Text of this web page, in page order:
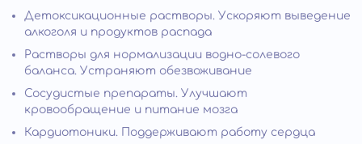
Детоксикационные растворы. Ускоряют выведение
алкоголя и продуктов распада
Растворы для нормализации водно-солевого
баланса. Устраняют обезвоживание
Сосудистые препараты. Улучшают
кровообращение и питание мозга
Кардиотоники. Поддерживают работу сердца